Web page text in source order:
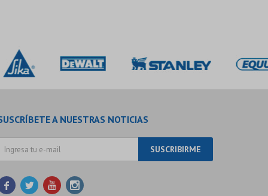
A NUESTRAS NOTICIAS
SUSCRIBIRME
   